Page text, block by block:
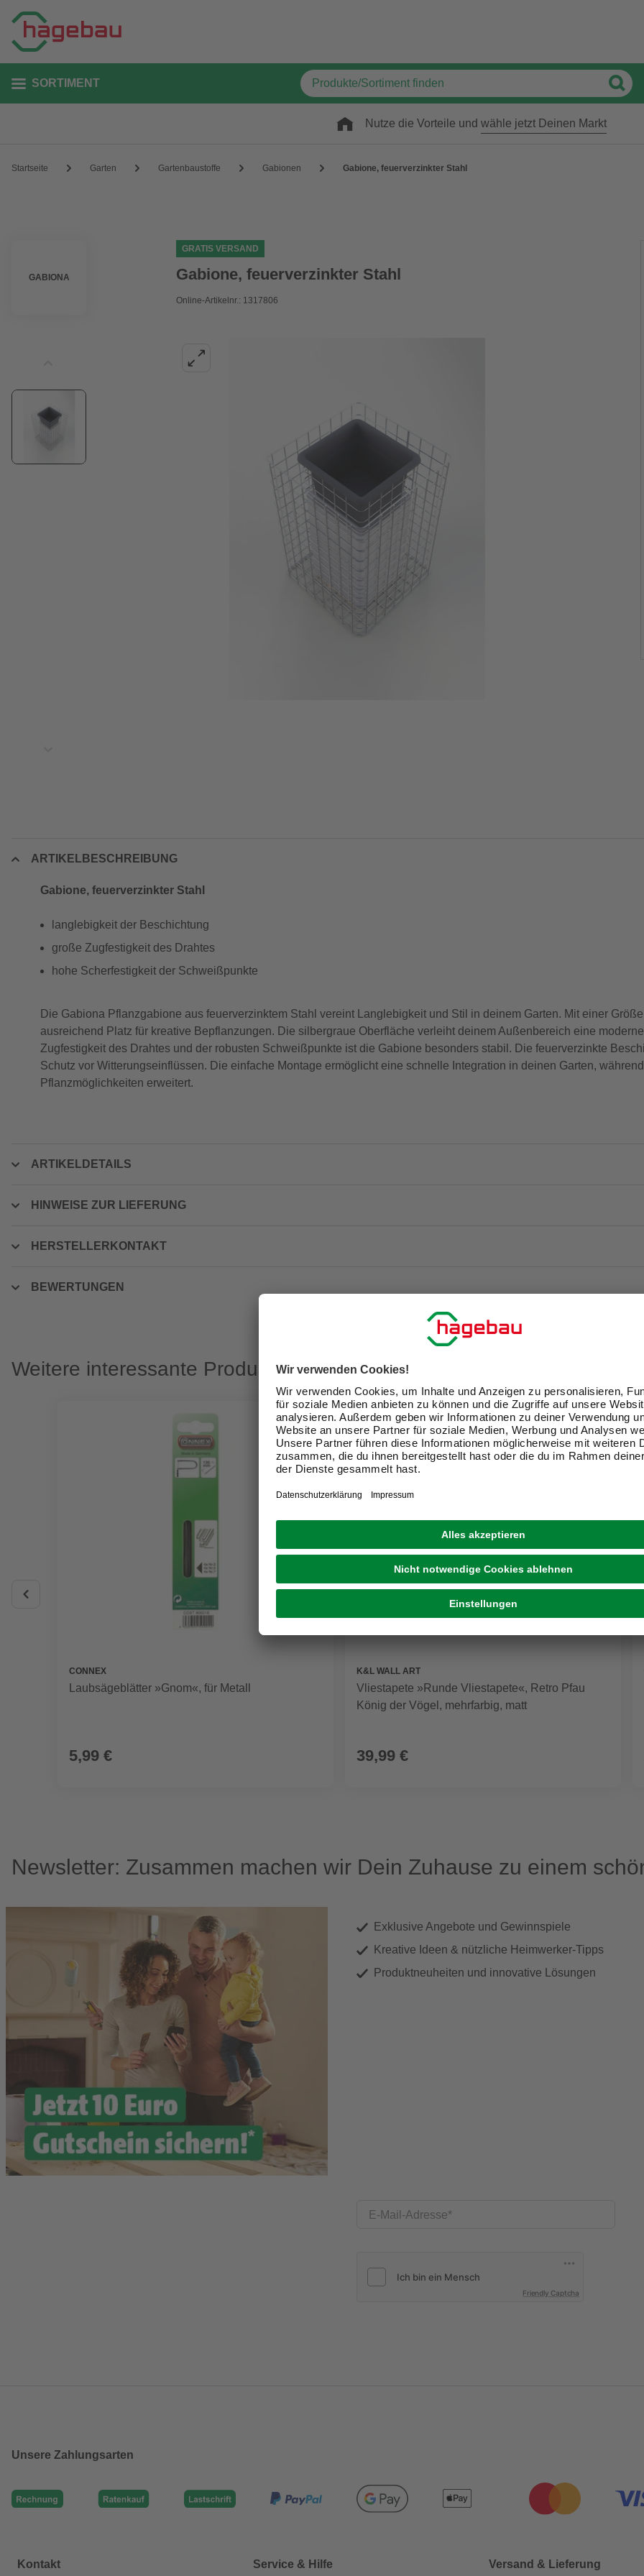
SORTIMENT
Nutze die Vorteile und wähle jetzt Deinen Markt
Startseite Garten Gartenbaustoffe Gabionen Gabione, feuerverzinkter Stahl
GABIONA
GRATIS VERSAND
Gabione, feuerverzinkter Stahl
Online-Artikelnr.: 1317806
ARTIKELBESCHREIBUNG
Gabione, feuerverzinkter Stahl
langlebigkeit der Beschichtung
große Zugfestigkeit des Drahtes
hohe Scherfestigkeit der Schweißpunkte
Die Gabiona Pflanzgabione aus feuerverzinktem Stahl vereint Langlebigkeit und Stil in deinem Garten. Mit einer
ausreichend Platz für kreative Bepflanzungen. Die silbergraue Oberfläche verleiht deinem Außenbereich eine
Zugfestigkeit des Drahtes und der robusten Schweißpunkte ist die Gabione besonders stabil. Die feuerverzinkte
Schutz vor Witterungseinflüssen. Die einfache Montage ermöglicht eine schnelle Integration in deinen Garten,
Pflanzmöglichkeiten erweitert.
ARTIKELDETAILS
HINWEISE ZUR LIEFERUNG
HERSTELLERKONTAKT
BEWERTUNGEN
Weitere interessante Produkte
CONNEX
Laubsägeblätter »Gnom«, für Metall
5,99 €
K&L WALL ART
Vliestapete »Runde Vliestapete«, Retro Pfau
König der Vögel, mehrfarbig, matt
39,99 €
Newsletter: Zusammen machen wir Dein Zuhause zu einem
Exklusive Angebote und Gewinnspiele
Kreative Ideen & nützliche Heimwerker-Tipps
Produktneuheiten und innovative Lösungen
E-Mail-Adresse
Friendly Captcha
Unsere Zahlungsarten
Kontakt Service & Hilfe Versand & Lieferung